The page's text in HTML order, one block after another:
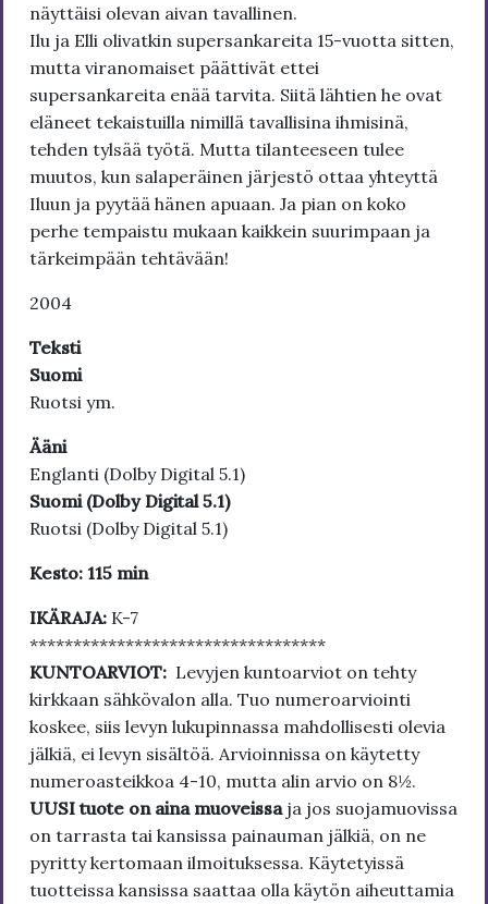
näyttäisi olevan aivan tavallinen.
Ilu ja Elli olivatkin supersankareita 15-vuotta sitten,
mutta viranomaiset päättivät ettei
supersankareita enää tarvita. Siitä lähtien he ovat
eläneet tekaistuilla nimillä tavallisina ihmisinä,
tehden tylsää työtä. Mutta tilanteeseen tulee
muutos, kun salaperäinen järjestö ottaa yhteyttä
Iluun ja pyytää hänen apuaan. Ja pian on koko
perhe tempaistu mukaan kaikkein suurimpaan ja
tärkeimpään tehtävään!
2004
Teksti
Suomi
Ruotsi ym.
Ääni
Englanti (Dolby Digital 5.1)
Suomi (Dolby Digital 5.1)
Ruotsi (Dolby Digital 5.1)
Kesto: 115 min
IKÄRAJA: K-7
**********************************
KUNTOARVIOT: Levyjen kuntoarviot on tehty
kirkkaan sähkövalon alla. Tuo numeroarviointi
koskee, siis levyn lukupinnassa mahdollisesti olevia
jälkiä, ei levyn sisältöä. Arvioinnissa on käytetty
numeroasteikkoa 4-10, mutta alin arvio on 8½.
UUSI tuote on aina muoveissa ja jos suojamuovissa
on tarrasta tai kansissa painauman jälkiä, on ne
pyritty kertomaan ilmoituksessa. Käytetyissä
tuotteissa kansissa saattaa olla käytön aiheuttamia